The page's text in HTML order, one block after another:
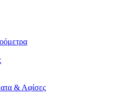
& Αφίσες